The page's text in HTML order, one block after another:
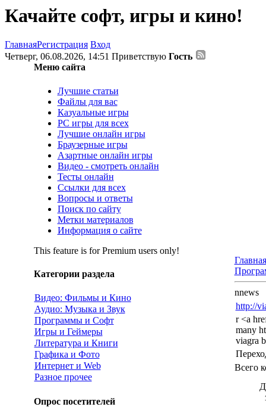
Качайте софт, игры и кино!
ГлавнаяРегистрация Вход
Четверг, 06.08.2026, 14:51 Приветствую Гость
Меню сайта
Лучшие статьи
Файлы для вас
Казуальные игры
PC игры для всех
Лучшие онлайн игры
Браузерные игры
Азартные онлайн игры
Видео - смотреть онлайн
Тесты онлайн
Ссылки для всех
Вопросы и ответы
Поиск по сайту
Метки материалов
Информация о сайте
This feature is for Premium users only!
Категории раздела
Видео: Фильмы и Кино
Аудио: Музыка и Звук
Программы и Софт
Игры и Геймеры
Литература и Книги
Графика и Фото
Интернет и Web
Разное прочее
Опрос посетителей
Главная
nnews
http://
r <a
many
viagra
Всего